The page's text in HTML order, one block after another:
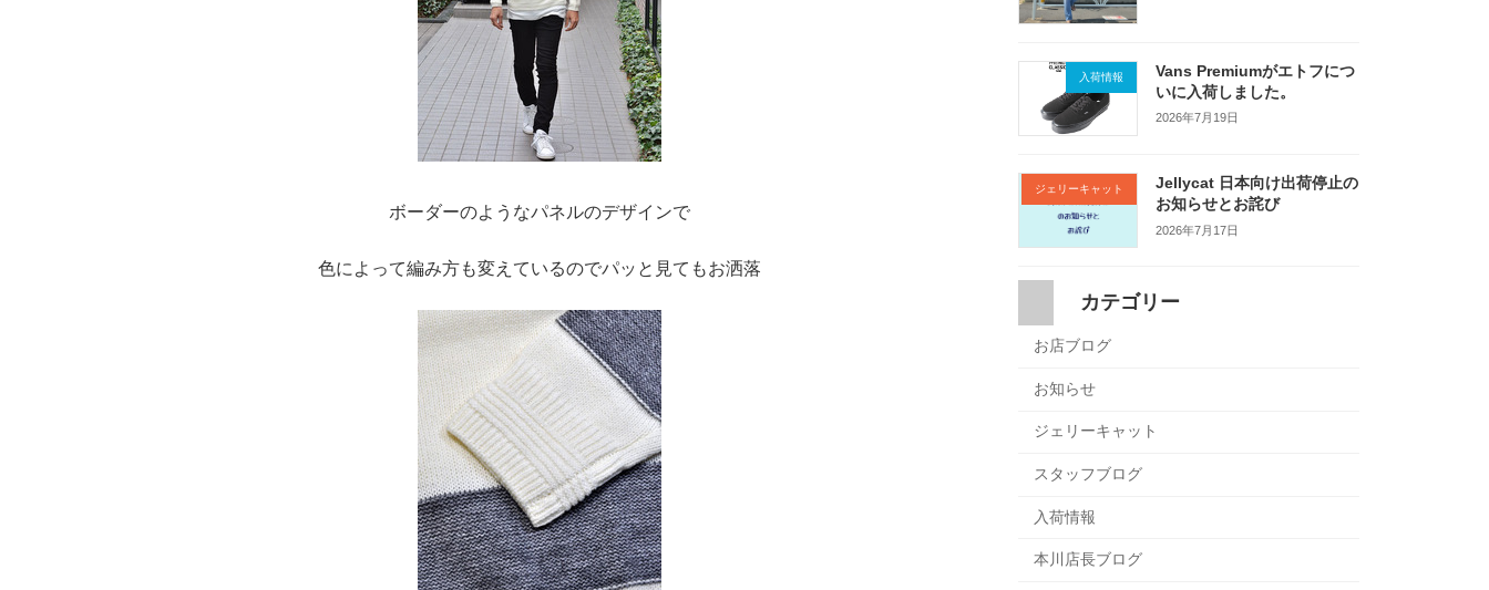
ボーダーのようなパネルのデザインで
色によって編み方も変えているのでパッと見てもお洒落
入荷情報
Vans Premiumがエトフにつ
いに入荷しました。
2026年7月19日
ジェリーキャット
Jellycat 日本向け出荷停止の
お知らせとお詫び
2026年7月17日
カテゴリー
お店ブログ
お知らせ
ジェリーキャット
スタッフブログ
入荷情報
本川店長ブログ